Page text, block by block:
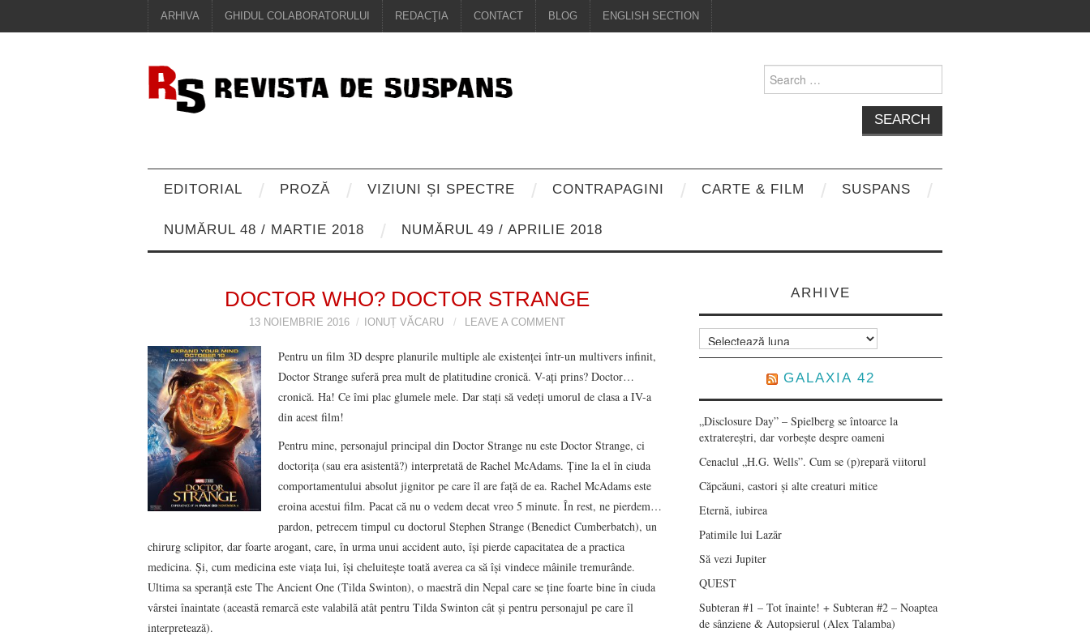
ARHIVA GHIDUL COLABORATORULUI REDACŢIA CONTACT BLOG ENGLISH SECTION
Search
for:
EDITORIAL PROZĂ VIZIUNI ȘI SPECTRE CONTRAPAGINI CARTE & FILM SUSPANS
NUMĂRUL 48 / MARTIE 2018 NUMĂRUL 49 / APRILIE 2018
DOCTOR WHO? DOCTOR STRANGE
13 NOIEMBRIE 2016 IONUȚ VĂCARU LEAVE A COMMENT
Pentru un film 3D despre planurile multiple ale existenței într-un multivers infinit,
Doctor Strange suferă prea mult de platitudine cronică. V-ați prins? Doctor…
cronică. Ha! Ce îmi plac glumele mele. Dar stați să vedeți umorul de clasa a IV-a
din acest film!
Pentru mine, personajul principal din Doctor Strange nu este Doctor Strange, ci
doctorița (sau era asistentă?) interpretată de Rachel McAdams. Ține la el în ciuda
comportamentului absolut jignitor pe care îl are față de ea. Rachel McAdams este
eroina acestui film. Pacat că nu o vedem decat vreo 5 minute. În rest, ne pierdem…
pardon, petrecem timpul cu doctorul Stephen Strange (Benedict Cumberbatch), un
chirurg sclipitor, dar foarte arogant, care, în urma unui accident auto, își pierde capacitatea de a practica
medicina. Și, cum medicina este viața lui, își cheluitește toată averea ca să își vindece mâinile tremurânde.
Ultima sa speranță este The Ancient One (Tilda Swinton), o maestră din Nepal care se ține foarte bine în ciuda
vârstei înaintate (această remarcă este valabilă atât pentru Tilda Swinton cât și pentru personajul pe care îl
interpretează).
ARHIVE
Arhive
GALAXIA 42
„Disclosure Day” – Spielberg se întoarce la
extratereștri, dar vorbește despre oameni
Cenaclul „H.G. Wells”. Cum se (p)repară viitorul
Căpcăuni, castori și alte creaturi mitice
Eternă, iubirea
Patimile lui Lazăr
Să vezi Jupiter
QUEST
Subteran #1 – Tot înainte! + Subteran #2 – Noaptea
de sânziene & Autopsierul (Alex Talamba)